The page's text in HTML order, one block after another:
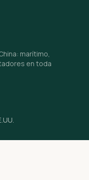
marítimo,
en toda